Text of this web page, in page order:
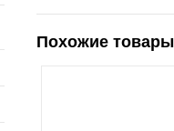
Похожие